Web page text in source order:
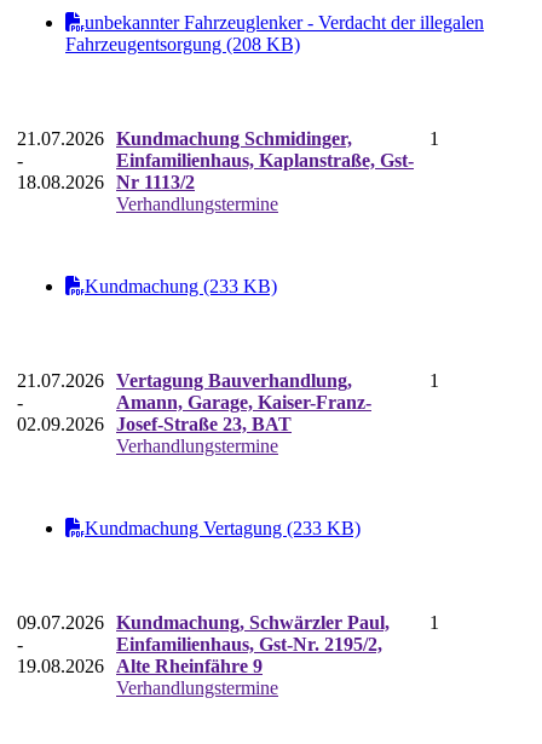
unbekannter Fahrzeuglenker - Verdacht der illegalen
Fahrzeugentsorgung (208 KB)
21.07.2026
-
18.08.2026
Kundmachung Schmidinger,
Einfamilienhaus, Kaplanstraße, Gst-
Nr 1113/2
Verhandlungstermine
1
Kundmachung (233 KB)
21.07.2026
-
02.09.2026
Vertagung Bauverhandlung,
Amann, Garage, Kaiser-Franz-
Josef-Straße 23, BAT
Verhandlungstermine
1
Kundmachung Vertagung (233 KB)
09.07.2026
-
19.08.2026
Kundmachung, Schwärzler Paul,
Einfamilienhaus, Gst-Nr. 2195/2,
Alte Rheinfähre 9
Verhandlungstermine
1